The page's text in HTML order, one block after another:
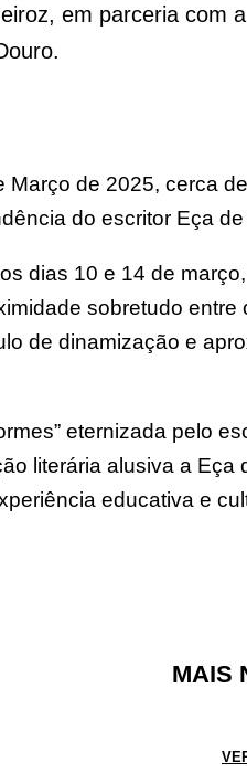
em parceria com
de 2025, cerca
do escritor Eça
dias 10 e 14 de
sobretudo
de dinamização e
eternizada pelo
literária alusiva a
educativa e
MAIS